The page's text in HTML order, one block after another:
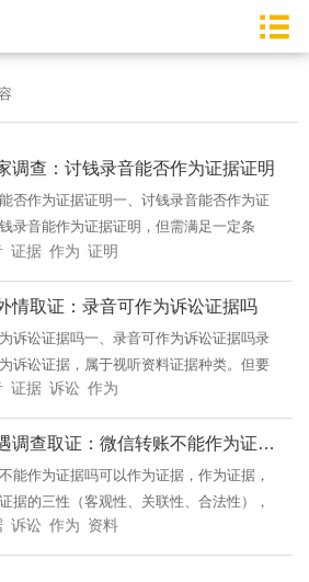
调查：讨钱录音能否作为证据证明
否作为证据证明一、讨钱录音能否作为证
录音能作为证据证明，但需满足一定条
要具备合法性，即获取手段不能违反法律
通过胁迫、窃听等非法方式取得。还要有
能经过剪···
证据 作为 证明
情取证：录音可作为诉讼证据吗
诉讼证据吗一、录音可作为诉讼证据吗录
诉讼证据，属于视听资料证据种类。但要
，需满足一定条件。首先，录音的取得方
以严重侵害他人合法权益、违反法律禁止
重违背···
证据 诉讼 作为
南京外遇调查取证：微信转账不能作为证据吗
能作为证据吗可以作为证据，作为证据，
据的三性（客观性、关联性、合法性），
查证属实，才能作为法庭根据。一般认
据都应当具有证明力和证据能力。证据证
诉讼 作为 资料